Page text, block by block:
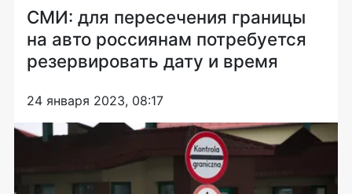
СМИ: для пересечения границы
на авто россиянам потребуется
резервировать дату и время
24 января 2023, 08:17